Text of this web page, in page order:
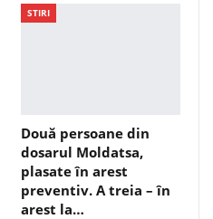
STIRI
Două persoane din
dosarul Moldatsa,
plasate în arest
preventiv. A treia – în
arest la…